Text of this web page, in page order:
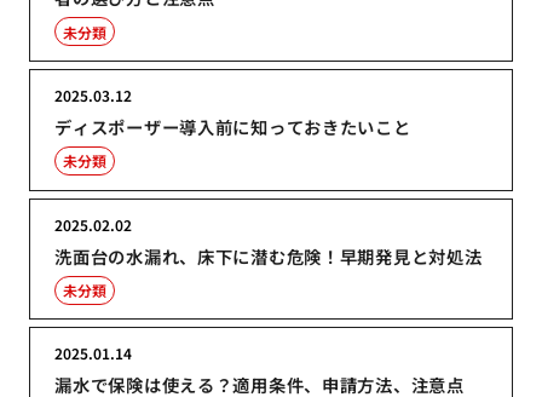
未分類
ディスポーザー導入前に知っておきたいこと
2025.03.12
未分類
洗面台の水漏れ、床下に潜む危険！早期発見と対処法
2025.02.02
未分類
漏水で保険は使える？適用条件、申請方法、注意点
2025.01.14